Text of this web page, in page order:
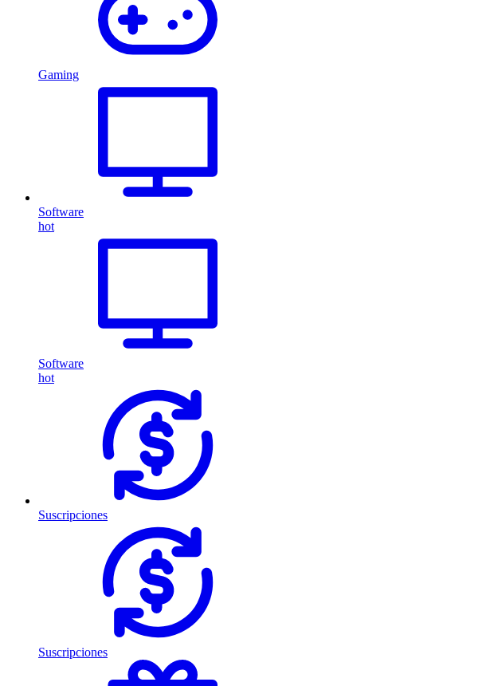
Gaming
Software
hot
Software
hot
Suscripciones
Suscripciones